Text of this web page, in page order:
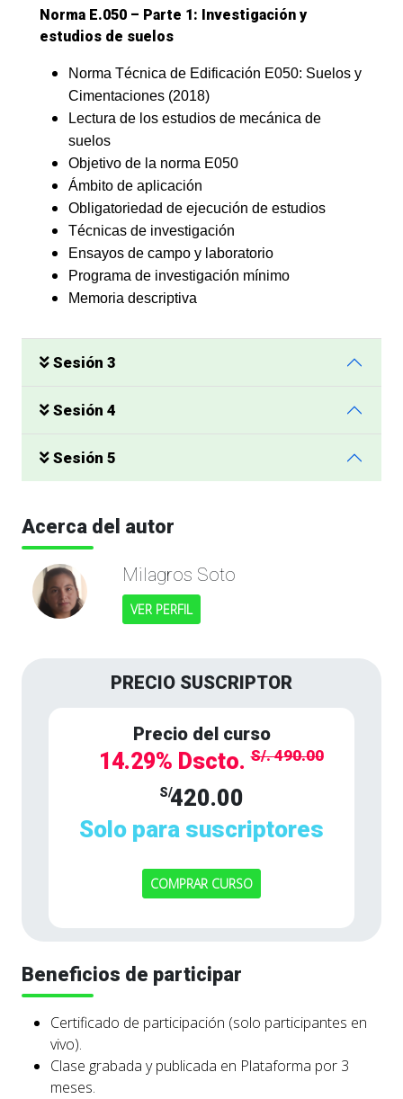
Norma E.050 – Parte 1: Investigación y
estudios de suelos
Norma Técnica de Edificación E050: Suelos y
Cimentaciones (2018)
Lectura de los estudios de mecánica de
suelos
Objetivo de la norma E050
Ámbito de aplicación
Obligatoriedad de ejecución de estudios
Técnicas de investigación
Ensayos de campo y laboratorio
Programa de investigación mínimo
Memoria descriptiva
Sesión 3
Sesión 4
Sesión 5
Acerca del autor
Milagros Soto
VER PERFIL
PRECIO SUSCRIPTOR
Precio del curso
14.29% Dscto.S/. 490.00
S/
420.00
Solo para suscriptores
COMPRAR CURSO
Beneficios de participar
Certificado de participación (solo participantes en
vivo).
Clase grabada y publicada en Plataforma por 3
meses.